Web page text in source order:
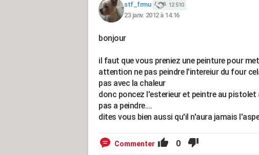
stf_frmu 12 510
23 janv. 2012 à 14:16
bonjour
il faut que vous preniez une peinture pour
attention ne pas peindre l'intereiur du four
pas avec la chaleur
donc poncez l'esterieur et peintre au
pas a peindre....
dites vous bien aussi qu'il n'aura jamais
Commenter 0